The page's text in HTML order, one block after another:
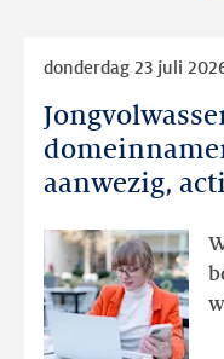
aanwezig,
donderdag 23 juli
Jongvolwassenen
domeinnamen:
aanwezig,
actie
volgt
later